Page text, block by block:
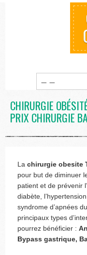
CHIRURGIE
PRIX CHIRURGIE
Lachirurgie obesite
pour but de diminuer
patient et de prévenir
diabète,
syndrome d’apnées
principaux types
pourrez bénéficier :
Bypass gastrique,